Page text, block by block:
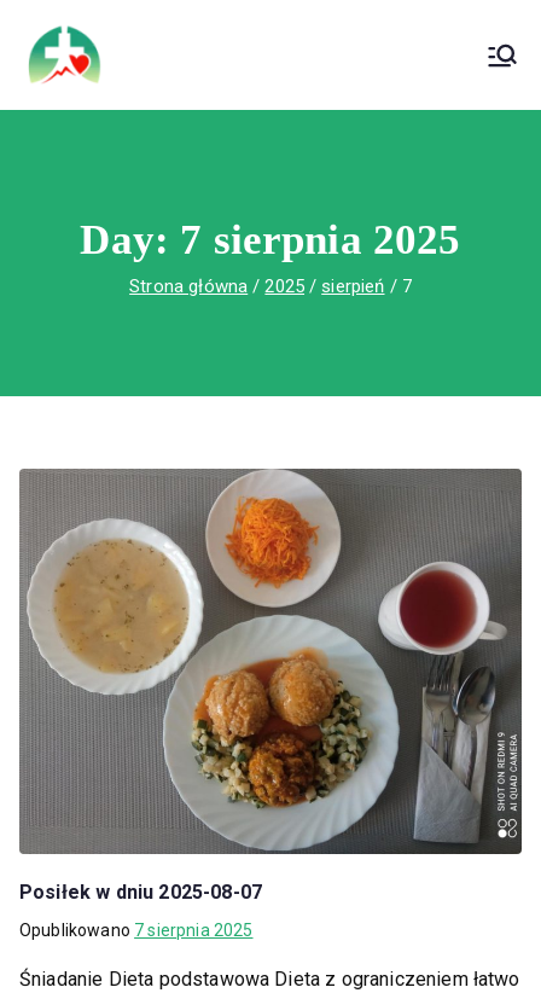
treści
Wojewódzki Szpital Specjalistyczny im.
Św. Rafała w Czerwonej Górze
Day: 7 sierpnia 2025
Strona główna 2025 sierpień 7
Posiłek w dniu 2025-08-07
Opublikowano 7 sierpnia 2025
Śniadanie Dieta podstawowa Dieta z ograniczeniem łatwo